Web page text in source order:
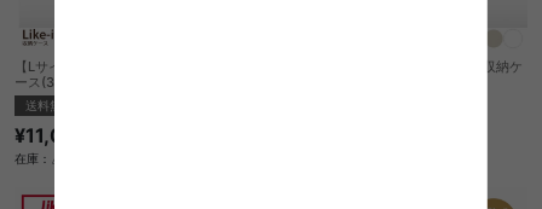
【Lサイズ(ミディタイプ)】Like-it 収納ケ
ース(3個セット)
送料無料
¥11,000
在庫：△
【Lサイズ(スリムタイプ)】Like-it 収納ケ